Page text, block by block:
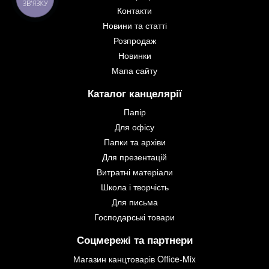
Контакти
Новини та статті
Розпродаж
Новинки
Мапа сайту
Каталог канцелярії
Папір
Для офісу
Папки та архіви
Для презентацій
Витратні матеріали
Школа і творчість
Для письма
Господарські товари
Соцмережі та партнери
Магазин канцтоварів Office-Mix
ЗВ'ЯЗКУ